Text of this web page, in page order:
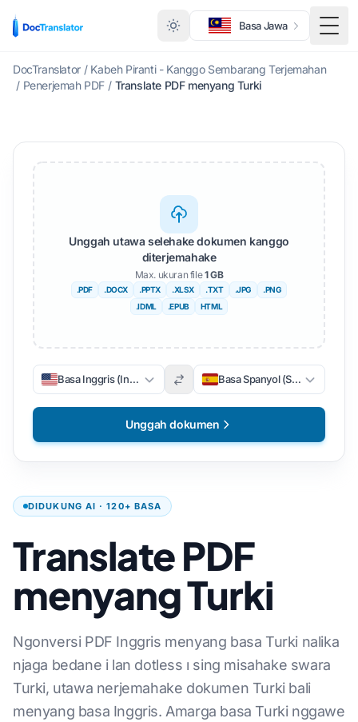
Basa Jawa
DocTranslator / Kabeh Piranti - Kanggo Sembarang Terjemahan
/ Penerjemah PDF / Translate PDF menyang Turki
DIDUKUNG AI · 120+ BASA
Translate PDF
menyang Turki
Ngonversi PDF Inggris menyang basa Turki nalika
njaga bedane i lan dotless ı sing misahake swara
Turki, utawa nerjemahake dokumen Turki bali
menyang basa Inggris. Amarga basa Turki nggawe
Unggah utawa selehake dokumen kanggo
diterjemahake
Max. ukuran file1 GB
.PDF .DOCX .PPTX .XLSX .TXT .JPG
.PNG
.IDML
.EPUB HTML
Basa Inggris (Inggris) Basa Spanyol (Spanyol)
Unggah dokumen